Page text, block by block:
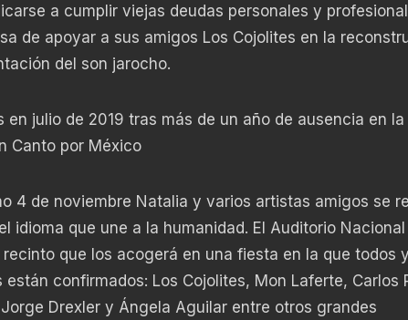
a cumplir viejas deudas personales y
de apoyar a sus amigos Los Cojolites en la
del son jarocho.
en julio de 2019 tras más de un año de ausencia en
Canto por México
4 de noviembre Natalia y varios artistas amigos se
idioma que une a la humanidad. El Auditorio
que los acogerá en una fiesta en la que todos
están confirmados: Los Cojolites, Mon Laferte, Carlos
Drexler y Ángela Aguilar entre otros grandes